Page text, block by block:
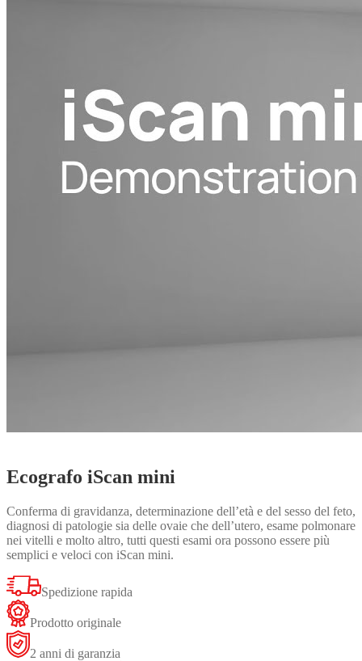
Ecografo iScan mini
Conferma di gravidanza, determinazione dell’età e del sesso del feto,
diagnosi di patologie sia delle ovaie che dell’utero, esame polmonare
nei vitelli e molto altro, tutti questi esami ora possono essere più
semplici e veloci con iScan mini.
Spedizione rapida
Prodotto originale
2 anni di garanzia